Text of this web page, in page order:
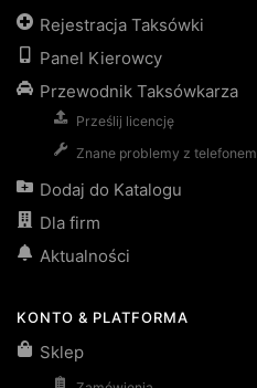
Rejestracja Taksówki
Panel Kierowcy
Przewodnik Taksówkarza
Prześlij licencję
Znane problemy z telefonem
Dodaj do Katalogu
Dla firm
Aktualności
KONTO & PLATFORMA
Sklep